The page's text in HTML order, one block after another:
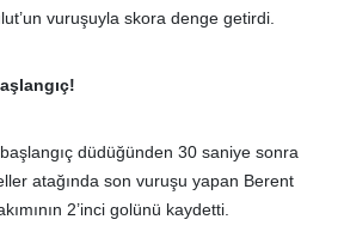
vuruşuyla skora denge getirdi.
başlangıç düdüğünden 30 saniye sonra
atağında son vuruşu yapan Berent
2’inci golünü kaydetti.